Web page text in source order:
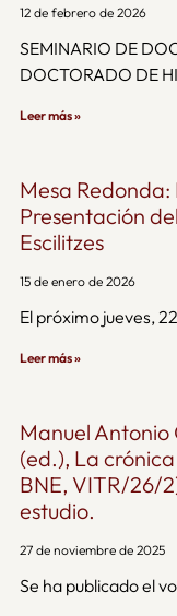
12 de febrero de 2026
SEMINARIO DE
DOCTORADO DE
Leer más »
Mesa
Presentación
Escilitzes
15 de enero de 2026
El próximo jueves,
Leer más »
Manuel Antonio
(ed.), La
BNE, VITR/26/
estudio.
27 de noviembre de 2025
Se ha publicado el